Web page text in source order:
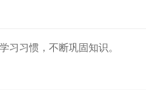
习习惯，不断巩固知识。